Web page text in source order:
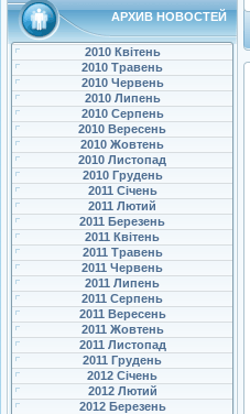
АРХИВ НОВОСТЕЙ
2010 Квітень
2010 Травень
2010 Червень
2010 Липень
2010 Серпень
2010 Вересень
2010 Жовтень
2010 Листопад
2010 Грудень
2011 Січень
2011 Лютий
2011 Березень
2011 Квітень
2011 Травень
2011 Червень
2011 Липень
2011 Серпень
2011 Вересень
2011 Жовтень
2011 Листопад
2011 Грудень
2012 Січень
2012 Лютий
2012 Березень